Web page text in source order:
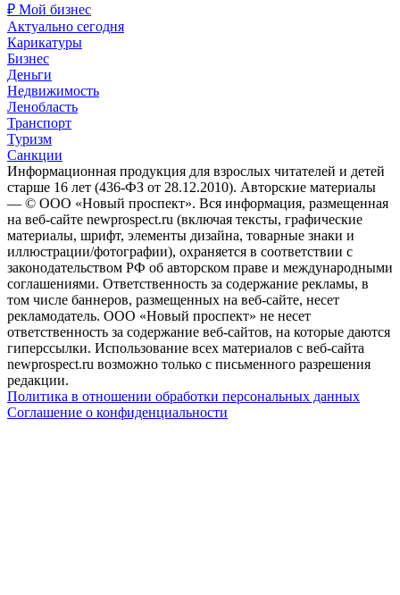
₽ Мой бизнес
Актуально сегодня
Карикатуры
Бизнес
Деньги
Недвижимость
Ленобласть
Транспорт
Туризм
Санкции
Информационная продукция для взрослых читателей и детей
старше 16 лет (436-ФЗ от 28.12.2010). Авторские материалы
— © ООО «Новый проспект». Вся информация, размещенная
на веб-сайте newprospect.ru (включая тексты, графические
материалы, шрифт, элементы дизайна, товарные знаки и
иллюстрации/фотографии), охраняется в соответствии с
законодательством РФ об авторском праве и международными
соглашениями. Ответственность за содержание рекламы, в
том числе баннеров, размещенных на веб-сайте, несет
рекламодатель. ООО «Новый проспект» не несет
ответственность за содержание веб-сайтов, на которые даются
гиперссылки. Использование всех материалов с веб-сайта
newprospect.ru возможно только с письменного разрешения
редакции.
Политика в отношении обработки персональных данных
Соглашение о конфиденциальности